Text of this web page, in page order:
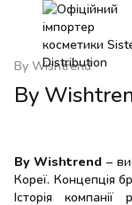
By Wishtrend
By
By Wishtrend –
Кореї. Концепція
Історія компанії